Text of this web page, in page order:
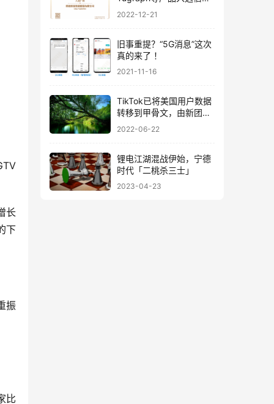
长
下
振
比
院软件供应链安全名录
2022-12-21
旧事重提？“5G消息”这次
真的来了 ！
2021-11-16
TikTok已将美国用户数据
转移到甲骨文，由新团队
控制监管，字节跳动无法
2022-06-22
锂电江湖混战伊始，宁德
时代「二桃杀三士」
2023-04-23